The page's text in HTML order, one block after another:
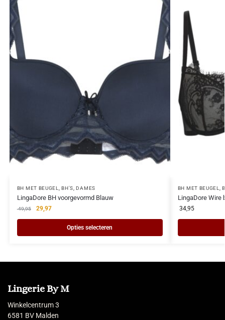
BH MET BEUGEL ,BH'S ,DAMES
LingaDore BH voorgevormd Blauw
49,95 29,97
Opties selecteren
BH MET BEUGEL ,
LingaDore Wire
34,95
Lingerie By M
Winkelcentrum 3
6581 BV Malden